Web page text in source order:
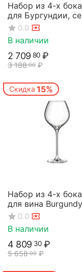
Набор из 4-х
для Бургундии,
Charisma, 720 мл,
0.0
В наличии
3 188 00 ₽
2 709 80 ₽
Скидка 15%
Набор из 4-х
для вина Burgundy
Select 650мл;
D=7/11,H=25см,
0.0
В наличии
5 658 00 ₽
4 809 30 ₽